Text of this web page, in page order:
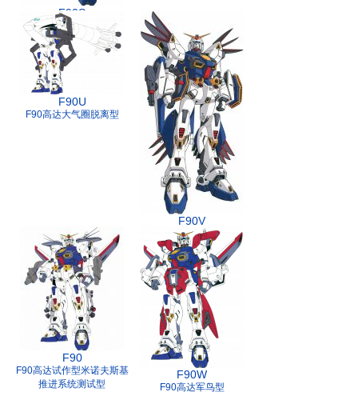
F90S
F90高达长距离支援型
F90U
F90高达大气圈脱离型
F90V
F90高达VSBR型
F90
F90高达试作型米诺夫斯基
推进系统测试型
F90W
F90高达军鸟型